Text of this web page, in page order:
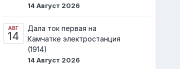
14 Август 2026
АВГ
14
Дала ток первая на
Камчатке электростанция
(1914)
14 Август 2026